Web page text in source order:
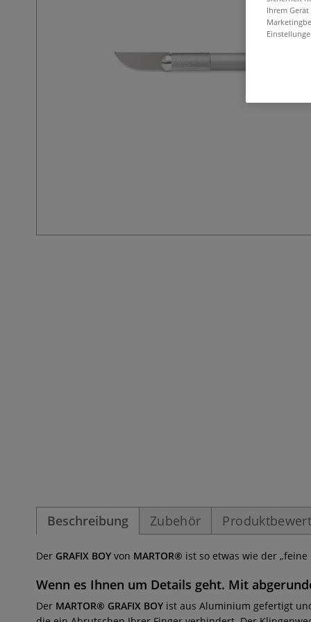
Beschreibung Zubehör
Der GRAFIX BOY von MARTOR® ist so etwas wie der
Wenn es Ihnen um Details geht. Mit
Der MARTOR® GRAFIX BOY ist aus Aluminium gefertigt
Ihrem